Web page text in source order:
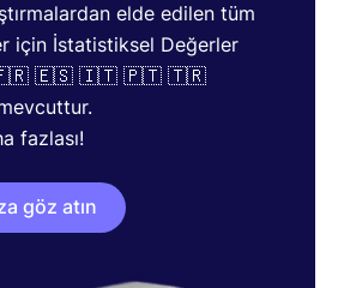
elde edilen tüm
için İstatistiksel Değerler
🇪🇸 🇮🇹 🇵🇹 🇹🇷
fazlası!
göz atın